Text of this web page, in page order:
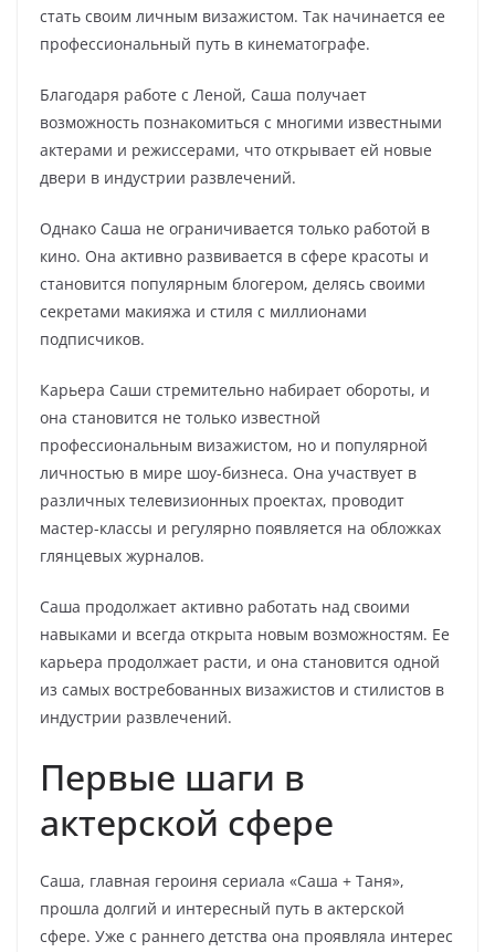
стать своим личным визажистом. Так начинается ее
профессиональный путь в кинематографе.
Благодаря работе с Леной, Саша получает
возможность познакомиться с многими известными
актерами и режиссерами, что открывает ей новые
двери в индустрии развлечений.
Однако Саша не ограничивается только работой в
кино. Она активно развивается в сфере красоты и
становится популярным блогером, делясь своими
секретами макияжа и стиля с миллионами
подписчиков.
Карьера Саши стремительно набирает обороты, и
она становится не только известной
профессиональным визажистом, но и популярной
личностью в мире шоу-бизнеса. Она участвует в
различных телевизионных проектах, проводит
мастер-классы и регулярно появляется на обложках
глянцевых журналов.
Саша продолжает активно работать над своими
навыками и всегда открыта новым возможностям. Ее
карьера продолжает расти, и она становится одной
из самых востребованных визажистов и стилистов в
индустрии развлечений.
Первые шаги в
актерской сфере
Саша, главная героиня сериала «Саша + Таня»,
прошла долгий и интересный путь в актерской
сфере. Уже с раннего детства она проявляла интерес